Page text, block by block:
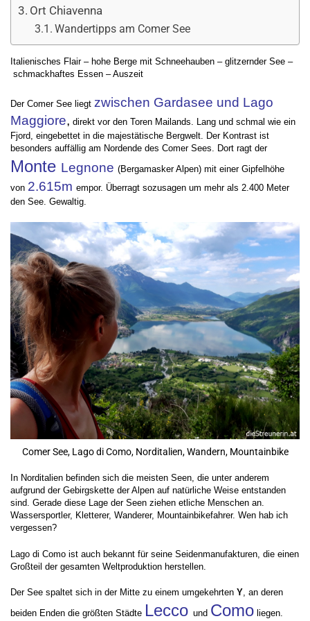
Ort Chiavenna
Wandertipps am Comer See
Italienisches Flair – hohe Berge mit Schneehauben – glitzernder See –
schmackhaftes Essen – Auszeit
Der Comer See liegt zwischen Gardasee und Lago
Maggiore, direkt vor den Toren Mailands. Lang und schmal wie ein
Fjord, eingebettet in die majestätische Bergwelt. Der Kontrast ist
besonders auffällig am Nordende des Comer Sees. Dort ragt der
Monte Legnone (Bergamasker Alpen) mit einer Gipfelhöhe
von 2.615m empor. Überragt sozusagen um mehr als 2.400 Meter
den See. Gewaltig.
Comer See, Lago di Como, Norditalien, Wandern, Mountainbike
In Norditalien befinden sich die meisten Seen, die unter anderem
aufgrund der Gebirgskette der Alpen auf natürliche Weise entstanden
sind. Gerade diese Lage der Seen ziehen etliche Menschen an.
Wassersportler, Kletterer, Wanderer, Mountainbikefahrer. Wen hab ich
vergessen?
Lago di Como ist auch bekannt für seine Seidenmanufakturen, die einen
Großteil der gesamten Weltproduktion herstellen.
Der See spaltet sich in der Mitte zu einem umgekehrten Y, an deren
beiden Enden die größten Städte Lecco und Como liegen.